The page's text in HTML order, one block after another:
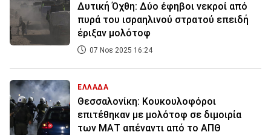
Δυτική Όχθη: Δύο έφηβοι νεκροί από
πυρά του ισραηλινού στρατού επειδή
έριξαν μολότοφ
07 Νοε 2025 16:24
ΕΛΛΑΔΑ
Θεσσαλονίκη: Κουκουλοφόροι
επιτέθηκαν με μολότοφ σε διμοιρία
των ΜΑΤ απέναντι από το ΑΠΘ